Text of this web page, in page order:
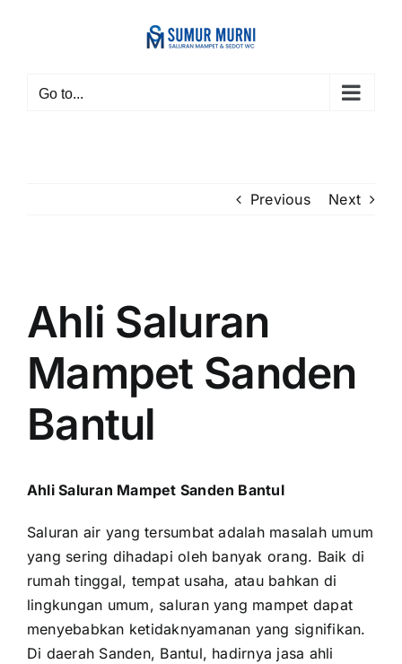
Go to...
Previous Next
Larger
Image
Ahli Saluran
Mampet Sanden
Bantul
Ahli Saluran Mampet Sanden Bantul
Saluran air yang tersumbat adalah masalah umum
yang sering dihadapi oleh banyak orang. Baik di
rumah tinggal, tempat usaha, atau bahkan di
lingkungan umum, saluran yang mampet dapat
menyebabkan ketidaknyamanan yang signifikan.
Di daerah Sanden, Bantul, hadirnya jasa ahli